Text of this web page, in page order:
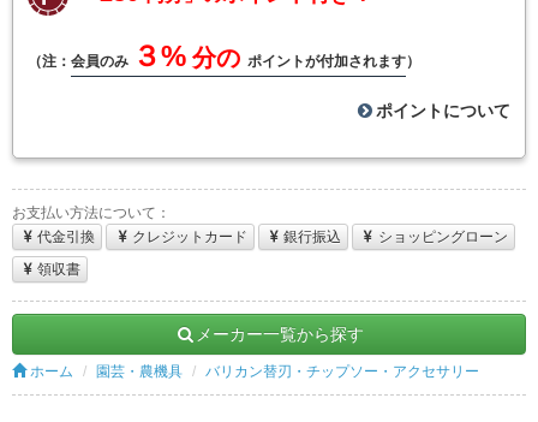
（注： 会員のみ ３% 分の ポイントが付加されます）
ポイントについて
お支払い方法について：
代金引換
クレジットカード 銀行振込
ショッピングローン
領収書
メーカー一覧から探す
ホーム 園芸・農機具 バリカン替刃・チップソー・アクセサリー